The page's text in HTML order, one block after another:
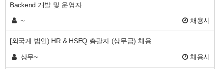
Backend 개발 및 운영자
~
채용시
[외국계 법인) HR & HSEQ 총괄자 (상무급) 채용
상무~
채용시